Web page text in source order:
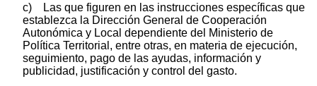
c) Las que figuren en las instrucciones específicas que
establezca la Dirección General de Cooperación
Autonómica y Local dependiente del Ministerio de
Política Territorial, entre otras, en materia de ejecución,
seguimiento, pago de las ayudas, información y
publicidad, justificación y control del gasto.